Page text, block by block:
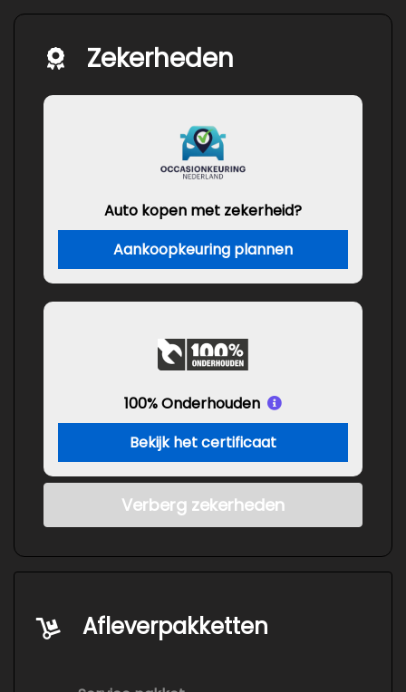
Zekerheden
Auto kopen met zekerheid?
Aankoopkeuring plannen
100% Onderhouden
Bekijk het certificaat
Verberg zekerheden
Afleverpakketten